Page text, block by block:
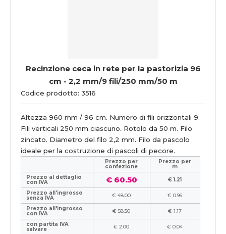
Recinzione ceca in rete per la pastorizia 96
cm - 2,2 mm/9 fili/250 mm/50 m
Codice prodotto: 3516
Altezza 960 mm / 96 cm. Numero di fili orizzontali 9.
Fili verticali 250 mm ciascuno. Rotolo da 50 m. Filo
zincato. Diametro del filo 2,2 mm. Filo da pascolo
ideale per la costruzione di pascoli di pecore.
Prezzo per
confezione
Prezzo per
m
Prezzo al dettaglio
con IVA € 60.50
€ 1.21
Prezzo all'ingrosso
senza IVA € 48.00
€ 0.96
Prezzo all'ingrosso
con IVA € 58.50
€ 1.17
con partita IVA
salvare € 2.00 € 0.04